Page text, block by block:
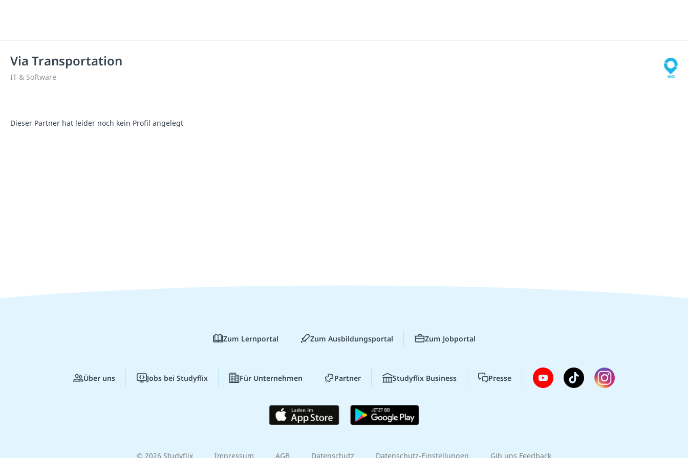
Via Transportation
IT & Software
Dieser Partner hat leider noch kein Profil angelegt
Zum Lernportal Zum Ausbildungsportal Zum Jobportal
Über uns Jobs bei Studyflix Für Unternehmen Partner Studyflix Business Presse
© 2026 Studyflix Impressum AGB Datenschutz Datenschutz-Einstellungen Gib uns Feedback